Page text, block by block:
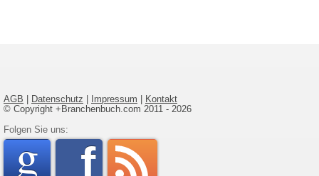
AGB Datenschutz Impressum
Kontakt
© Copyright +Branchenbuch.com 2011 - 2026
Folgen Sie uns:
google